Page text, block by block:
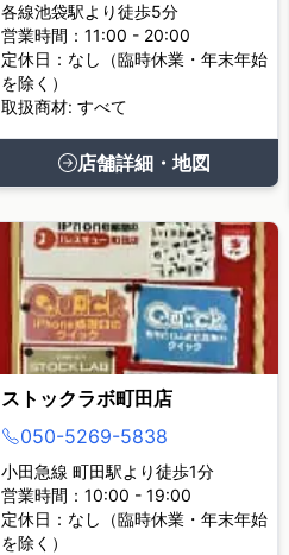
各線池袋駅より徒歩5分
営業時間：11:00 - 20:00
定休日：なし（臨時休業・年末年始
を除く）
取扱商材: すべて
店舗詳細・地図
ストックラボ町田店
050-5269-5838
小田急線 町田駅より徒歩1分
営業時間：10:00 - 19:00
定休日：なし（臨時休業・年末年始
を除く）